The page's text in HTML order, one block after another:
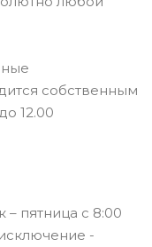
собственным
12.00
пятница с 8:00
-